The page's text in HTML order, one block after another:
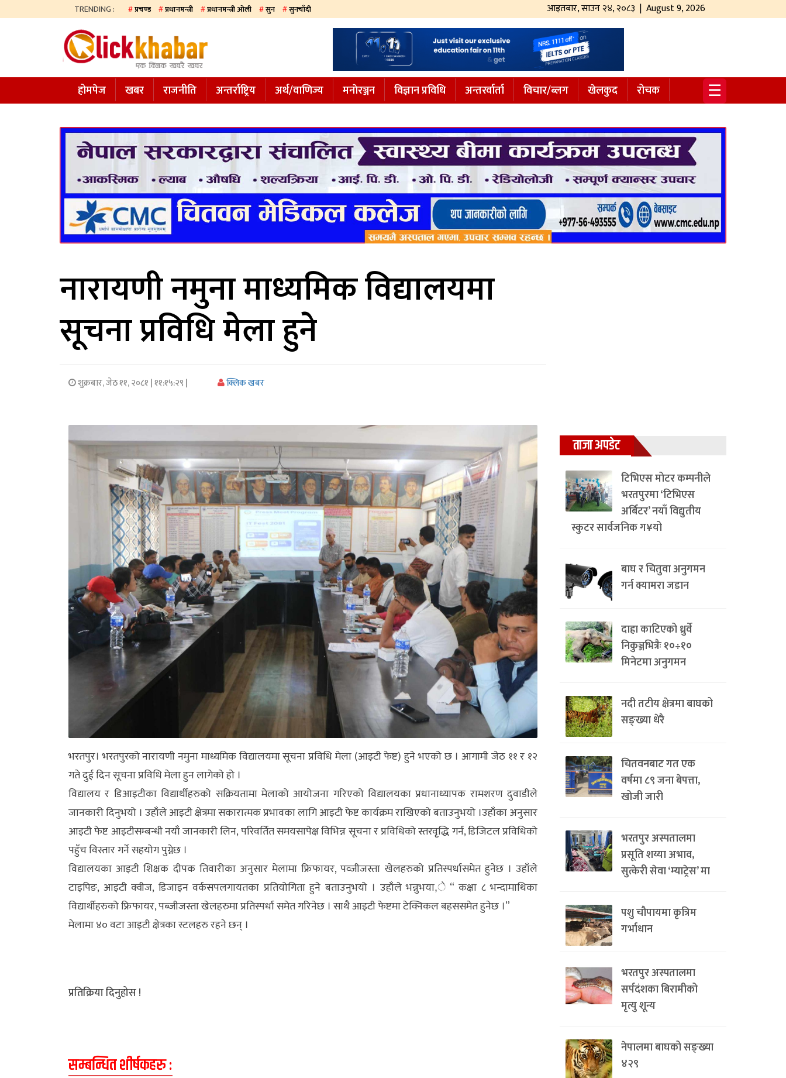
TRENDING : प्रचण्ड प्रधानमन्त्री प्रधानमन्त्री ओली सुन सुनचाँदी आइतबार,साउन२४,२०८३ | August 9, 2026
खबर
समाज
☰
होमपेज खबर राजनीति अन्तर्राष्ट्रिय अर्थ/वाणिज्य मनाेरञ्जन विज्ञान प्रविधि अन्तरर्वार्ता विचार/ब्लग खेलकुद
रोचक
नारायणी नमुना माध्यमिक विद्यालयमा
सूचना प्रविधि मेला हुने
शुक्रबार, जेठ ११, २०८१ | ११:१५:२९ | क्लिक खबर
भरतपुर। भरतपुरको नारायणी नमुना माध्यमिक विद्यालयमा सूचना प्रविधि मेला (आइटी फेष्ट) हुने भएको छ । आगामी जेठ ११ र १२
गते दुई दिन सूचना प्रविधि मेला हुन लागेको हो ।
विद्यालय र डिआइटीका विद्यार्थीहरुको सक्रियतामा मेलाको आयोजना गरिएको विद्यालयका प्रधानाध्यापक रामशरण दुवाडीले
जानकारी दिनुभयो । उहाँले आइटी क्षेत्रमा सकारात्मक प्रभावका लागि आइटी फेष्ट कार्यक्रम राखिएको बताउनुभयो ।उहाँका अनुसार
आइटी फेष्ट आइटीसम्बन्धी नयाँ जानकारी लिन, परिवर्तित समयसापेक्ष विभिन्न सूचना र प्रविधिको स्तरवृृद्धि गर्न, डिजिटल प्रविधिको
पहुँच विस्तार गर्ने सहयोग पुग्नेछ ।
विद्यालयका आइटी शिक्षक दीपक तिवारीका अनुसार मेलामा फ्रिफायर, पव्जीजस्ता खेलहरुको प्रतिस्पर्धासमेत हुनेछ । उहाँले
टाइपिङ, आइटी क्वीज, डिजाइन वर्कसपलगायतका प्रतियोगिता हुने बताउनुभयो । उहाँले भन्नुभया,े “ कक्षा ८ भन्दामाथिका
विद्यार्थीहरुको फ्रिफायर, पब्जीजस्ता खेलहरुमा प्रतिस्पर्धा समेत गरिनेछ । साथै आइटी फेष्टमा टेक्निकल बहससमेत हुनेछ ।”
मेलामा ४० वटा आइटी क्षेत्रका स्टलहरु रहने छन् ।
प्रतिक्रिया दिनुहोस !
सम्बन्धित शीर्षकहरु :
ताजा अपडेट
टिभिएस मोटर कम्पनीले
भरतपुरमा ‘टिभिएस
अर्बिटर’ नयाँ विद्युतीय
स्कुटर सार्वजनिक ग¥यो
बाघ र चितुवा अनुगमन
गर्न क्यामरा जडान
दाह्रा काटिएको ध्रुर्वे
निकुञ्जभित्रैः १०÷१०
मिनेटमा अनुगमन
नदी तटीय क्षेत्रमा बाघको
सङ्ख्या धेरै
चितवनबाट गत एक
वर्षमा ८९ जना बेपत्ता,
खोजी जारी
भरतपुर अस्पतालमा
प्रसूति शय्या अभाव,
सुत्केरी सेवा ‘म्याट्रेस’ मा
पशु चौपायमा कृत्रिम
गर्भाधान
भरतपुर अस्पतालमा
सर्पदंशका बिरामीको
मृत्यु शून्य
नेपालमा बाघको सङ्ख्या
४२९